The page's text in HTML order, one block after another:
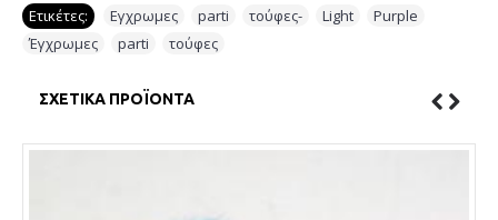
Ετικέτες: Εγχρωμες parti τούφες- Light Purple
Έγχρωμες
parti τούφες
ΣΧΕΤΙΚΆ ΠΡΟΪΌΝΤΑ